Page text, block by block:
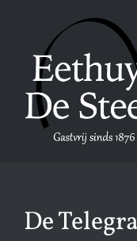
inhoud
De